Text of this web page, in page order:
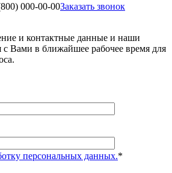
000-00-00Заказать звонок
и контактные данные и наши
с Вами в ближайшее рабочее время для
персональных данных.*